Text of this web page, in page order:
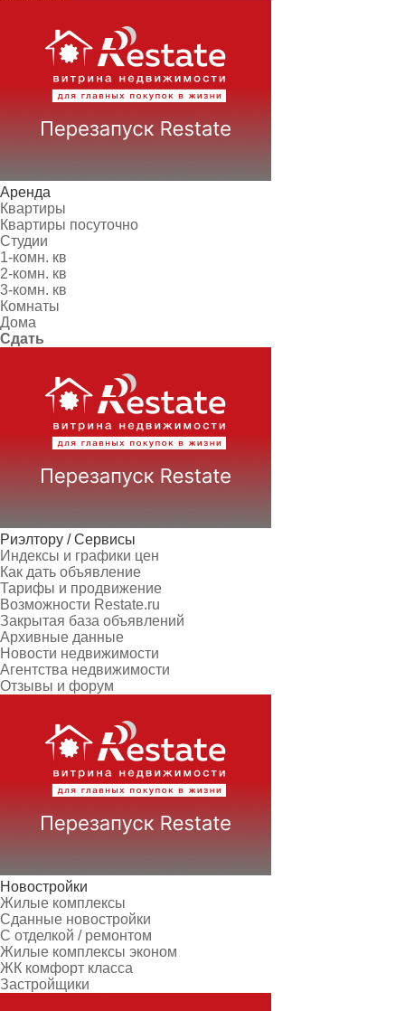
Аренда
Квартиры
Квартиры посуточно
Студии
1-комн. кв
2-комн. кв
3-комн. кв
Комнаты
Дома
Сдать
Риэлтору / Сервисы
Индексы и графики цен
Как дать объявление
Тарифы и продвижение
Возможности Restate.ru
Закрытая база объявлений
Архивные данные
Новости недвижимости
Агентства недвижимости
Отзывы и форум
Новостройки
Жилые комплексы
Сданные новостройки
С отделкой / ремонтом
Жилые комплексы эконом
ЖК комфорт класса
Застройщики